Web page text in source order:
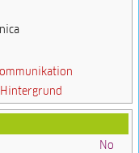
Hintergrund
No